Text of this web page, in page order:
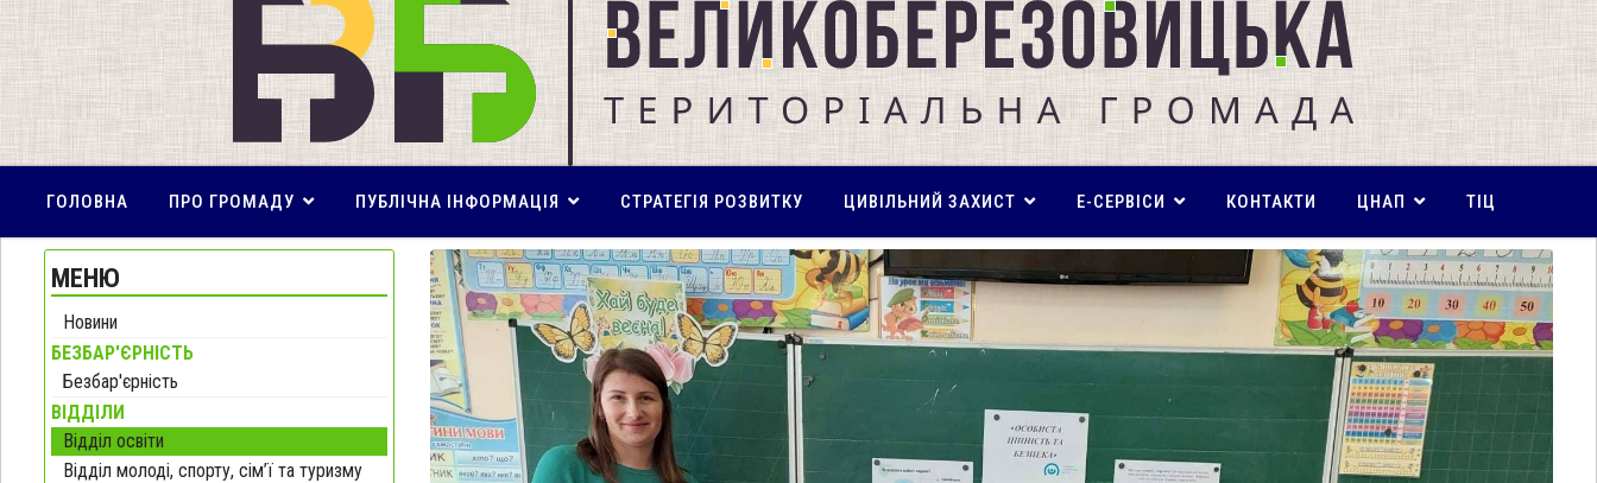
ГОЛОВНА ПРО ГРОМАДУ ПУБЛІЧНА ІНФОРМАЦІЯ СТРАТЕГІЯ РОЗВИТКУ ЦИВІЛЬНИЙ ЗАХИСТ E-СЕРВІСИ КОНТАКТИ ЦНАП ТІЦ
МЕНЮ
Новини
БЕЗБАР'ЄРНІСТЬ
Безбар'єрність
ВІДДІЛИ
Відділ освіти
Відділ молоді, спорту, сім’ї та туризму